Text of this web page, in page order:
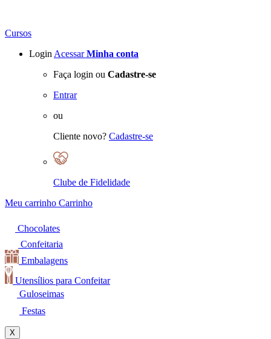
Cursos
Login Acessar Minha conta
Faça login ou Cadastre-se
Entrar
ou
Cliente novo? Cadastre-se
Clube de Fidelidade
Meu carrinho Carrinho
Chocolates
Confeitaria
Embalagens
Utensílios para Confeitar
Guloseimas
Festas
X